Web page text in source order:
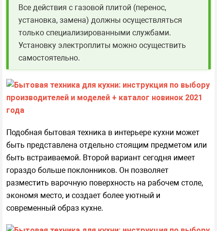
Все действия с газовой плитой (перенос,
установка, замена) должны осуществляться
только специализированными службами.
Установку электроплиты можно осуществить
самостоятельно.
Подобная бытовая техника в интерьере кухни может
быть представлена отдельно стоящим предметом или
быть встраиваемой. Второй вариант сегодня имеет
гораздо больше поклонников. Он позволяет
разместить варочную поверхность на рабочем столе,
экономя место, и создает более уютный и
современный образ кухне.